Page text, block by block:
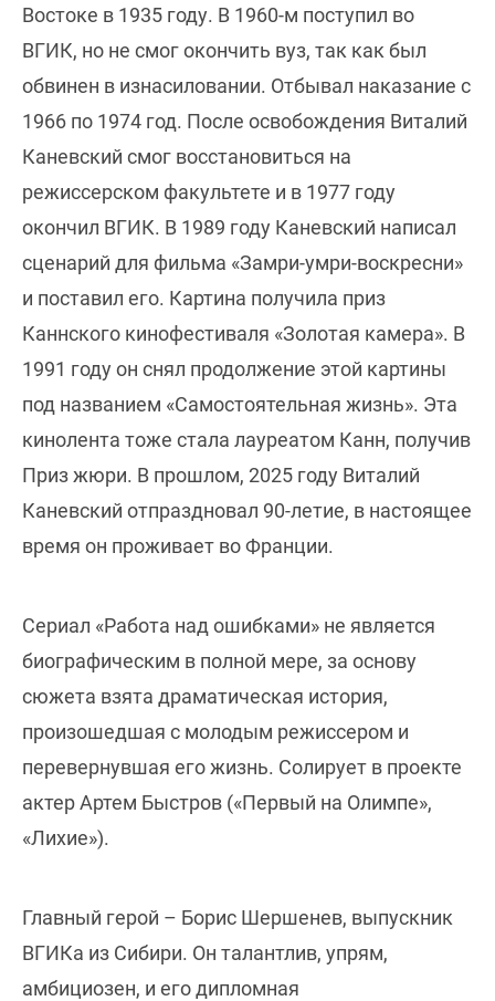
Востоке в 1935 году. В 1960-м поступил во
ВГИК, но не смог окончить вуз, так как был
обвинен в изнасиловании. Отбывал наказание с
1966 по 1974 год. После освобождения Виталий
Каневский смог восстановиться на
режиссерском факультете и в 1977 году
окончил ВГИК. В 1989 году Каневский написал
сценарий для фильма «Замри-умри-воскресни»
и поставил его. Картина получила приз
Каннского кинофестиваля «Золотая камера». В
1991 году он снял продолжение этой картины
под названием «Самостоятельная жизнь». Эта
кинолента тоже стала лауреатом Канн, получив
Приз жюри. В прошлом, 2025 году Виталий
Каневский отпраздновал 90-летие, в настоящее
время он проживает во Франции.
Сериал «Работа над ошибками» не является
биографическим в полной мере, за основу
сюжета взята драматическая история,
произошедшая с молодым режиссером и
перевернувшая его жизнь. Солирует в проекте
актер Артем Быстров («Первый на Олимпе»,
«Лихие»).
Главный герой – Борис Шершенев, выпускник
ВГИКа из Сибири. Он талантлив, упрям,
амбициозен, и его дипломная